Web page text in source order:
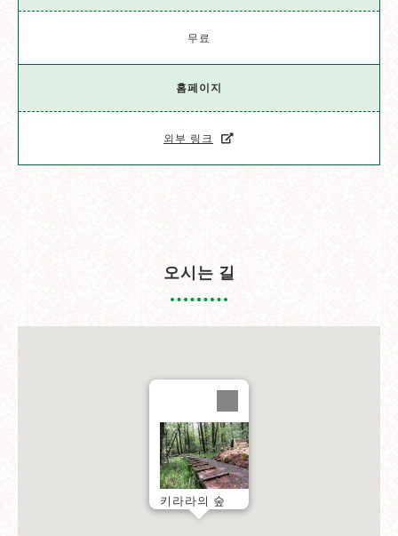
무료
홈페이지
외부 링크
오시는 길
키라라의 숲